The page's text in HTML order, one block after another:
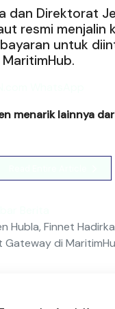
dan Direktorat
resmi menjalin
untuk
menarik lainnya
Hubla, Finnet
Gateway di